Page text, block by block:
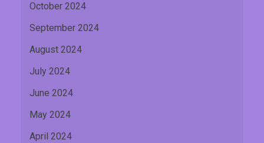
October 2024
September 2024
August 2024
July 2024
June 2024
May 2024
April 2024